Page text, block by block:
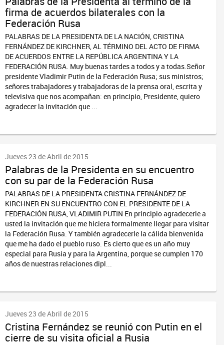
firma de acuerdos bilaterales con la
Federación Rusa
PALABRAS DE LA PRESIDENTA DE LA NACIÓN, CRISTINA
FERNÁNDEZ DE KIRCHNER, AL TÉRMINO DEL ACTO DE FIRMA
DE ACUERDOS ENTRE LA REPÚBLICA ARGENTINA Y LA
FEDERACIÓN RUSA. Muy buenas tardes a todos y a todas.Señor
presidente Vladimir Putin de la Federación Rusa; sus ministros;
señores trabajadores y trabajadoras de la prensa oral, escrita y
televisiva que nos acompañan: en principio, Presidente, quiero
agradecer la invitación que ...
Jueves 23 de Abril de 2015
Palabras de la Presidenta en su encuentro
con su par de la Federación Rusa
PALABRAS DE LA PRESIDENTA CRISTINA FERNÁNDEZ DE
KIRCHNER EN SU ENCUENTRO CON EL PRESIDENTE DE LA
FEDERACIÓN RUSA, VLADIMIR PUTIN En principio agradecerle a
usted la invitación que me hiciera formalmente llegar para visitar
la Federación Rusa. Y también agradecerle la cálida bienvenida
que me ha dado el pueblo ruso. Es cierto que es un año muy
especial para Rusia y para la Argentina, porque se cumplen 170
años de nuestras relaciones dipl...
Jueves 23 de Abril de 2015
Cristina Fernández se reunió con Putin en el
cierre de su visita oficial a Rusia